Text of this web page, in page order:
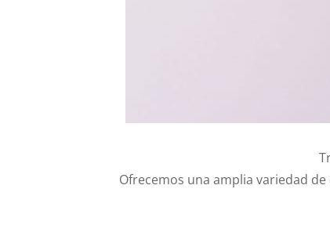
Ofrecemos una amplia variedad